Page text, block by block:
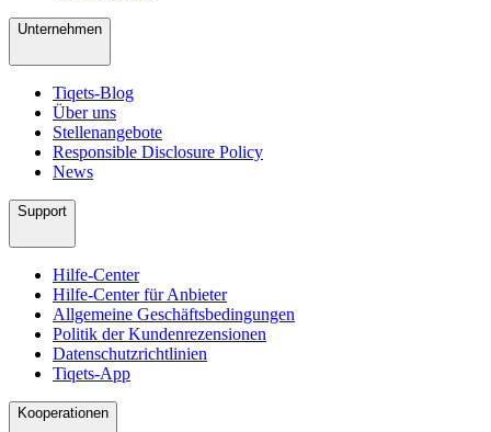
Unternehmen
Tiqets-Blog
Über uns
Stellenangebote
Responsible Disclosure Policy
News
Support
Hilfe-Center
Hilfe-Center für Anbieter
Allgemeine Geschäftsbedingungen
Politik der Kundenrezensionen
Datenschutzrichtlinien
Tiqets-App
Kooperationen